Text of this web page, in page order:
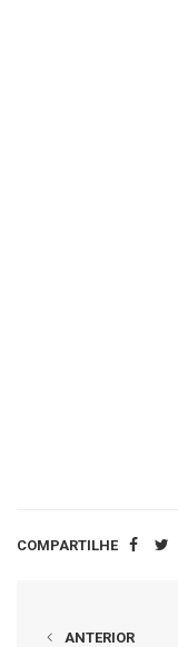
COMPARTILHE
ANTERIOR